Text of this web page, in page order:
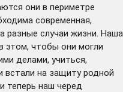
они в периметре
современная,
разные случаи жизни. Наша
этом, чтобы они могли
делами, учиться,
встали на защиту родной
теперь наш черед